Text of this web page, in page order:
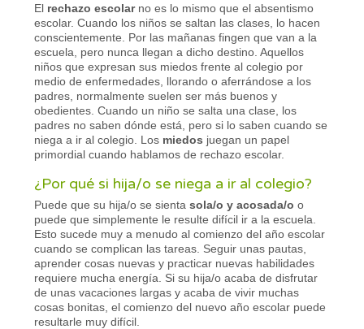
El rechazo escolarno es lo mismo que el absentismo
escolar. Cuando los niños se saltan las clases, lo hacen
conscientemente. Por las mañanas fingen que van a la
escuela, pero nunca llegan a dicho destino. Aquellos
niños que expresan sus miedos frente al colegio por
medio de enfermedades, llorando o aferrándose a los
padres, normalmente suelen ser más buenos y
obedientes. Cuando un niño se salta una clase, los
padres no saben dónde está, pero si lo saben cuando se
niega a ir al colegio. Los miedos juegan un papel
primordial cuando hablamos de rechazo escolar.
¿Por qué si hija/o se niega a ir al colegio?
Puede que su hija/o se sientasola/o y acosada/o o
puede que simplemente le resulte difícil ir a la escuela.
Esto sucede muy a menudo al comienzo del año escolar
cuando se complican las tareas. Seguir unas pautas,
aprender cosas nuevas y practicar nuevas habilidades
requiere mucha energía. Si su hija/o acaba de disfrutar
de unas vacaciones largas y acaba de vivir muchas
cosas bonitas, el comienzo del nuevo año escolar puede
resultarle muy difícil.